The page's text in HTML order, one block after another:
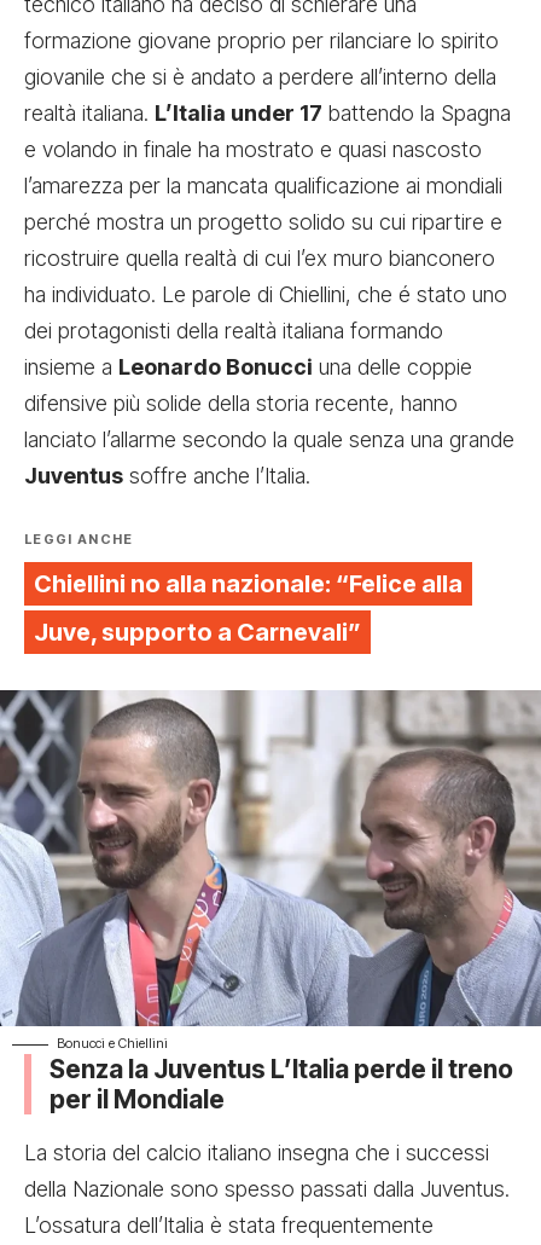
formazione giovane proprio per rilanciare lo spirito
giovanile che si è andato a perdere all’interno della
realtà italiana. L’Italia under 17 battendo la Spagna
e volando in finale ha mostrato e quasi nascosto
l’amarezza per la mancata qualificazione ai mondiali
perché mostra un progetto solido su cui ripartire e
ricostruire quella realtà di cui l’ex muro bianconero
ha individuato. Le parole di Chiellini, che é stato uno
dei protagonisti della realtà italiana formando
insieme a Leonardo Bonucci una delle coppie
difensive più solide della storia recente, hanno
lanciato l’allarme secondo la quale senza una grande
Juventus soffre anche l’Italia.
LEGGI ANCHE
Chiellini no alla nazionale: “Felice alla
Juve, supporto a Carnevali”
Bonucci e Chiellini
Senza la Juventus L’Italia perde il treno
per il Mondiale
La storia del calcio italiano insegna che i successi
della Nazionale sono spesso passati dalla Juventus.
L’ossatura dell’Italia è stata frequentemente